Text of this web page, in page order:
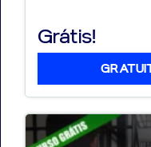
Grátis!